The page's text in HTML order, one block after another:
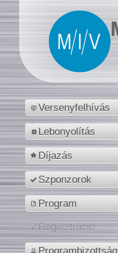
Versenyfelhívás
Lebonyolítás
Díjazás
Szponzorok
Program
Regisztráció
Programbizottság